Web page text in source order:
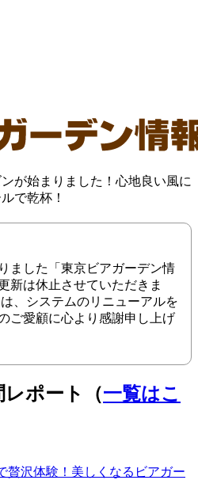
が始まりました！心地良い風に
で乾杯！
ました「東京ビアガーデン情
新は休止させていただきま
、システムのリニューアルを
ご愛顧に心より感謝申し上げ
レポート（一覧はこ
贅沢体験！美しくなるビアガー